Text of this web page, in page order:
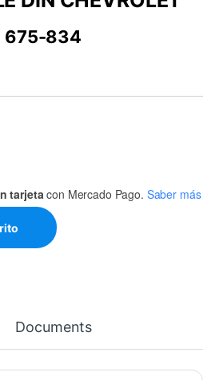
675-834
tarjeta con Mercado Pago. Saber más
Documents